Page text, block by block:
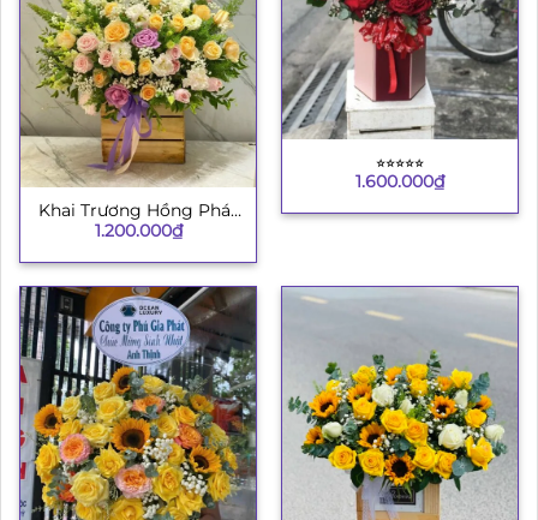
Khai Trương Hồng Phát
4
1.200.000₫
⭐︎⭐︎⭐︎⭐︎⭐︎
1.600.000₫